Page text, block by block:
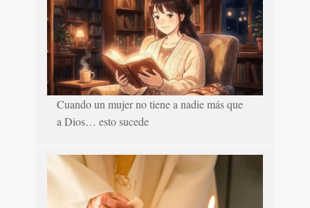
Cuando un mujer no tiene a nadie más que
a Dios… esto sucede